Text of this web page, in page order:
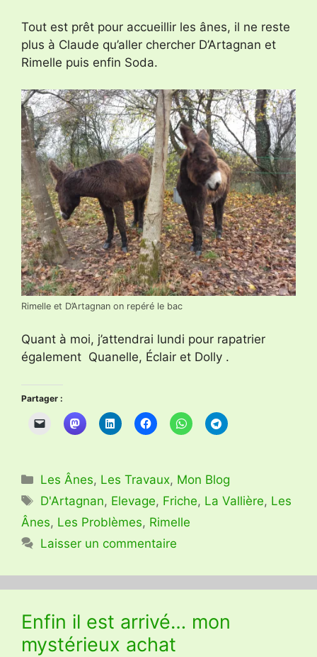
Tout est prêt pour accueillir les ânes, il ne reste
plus à Claude qu’aller chercher D’Artagnan et
Rimelle puis enfin Soda.
Rimelle et D’Artagnan on repéré le bac
Quant à moi, j’attendrai lundi pour rapatrier
également Quanelle, Éclair et Dolly .
Partager :
Catégories
Les Ânes, Les Travaux, Mon Blog
Étiquettes
D'Artagnan, Elevage, Friche, La Vallière, Les
Ânes, Les Problèmes, Rimelle
Laisser un commentaire
Enfin il est arrivé… mon
mystérieux achat